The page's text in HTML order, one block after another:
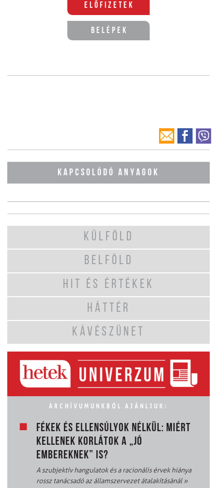
Előfizetek
Belépek
KAPCSOLÓDÓ ANYAGOK
KÜLFÖLD
BELFÖLD
HIT ÉS ÉRTÉKEK
HÁTTÉR
KÁVÉSZÜNET
ARCHÍVUMUNKBÓL AJÁNLJUK:
FÉKEK ÉS ELLENSÚLYOK NÉLKÜL: MIÉRT
KELLENEK KORLÁTOK A „JÓ
EMBEREKNEK” IS?
A szubjektív hangulatok és a racionális érvek hiánya
rossz tanácsadó az államszervezet átalakításánál»